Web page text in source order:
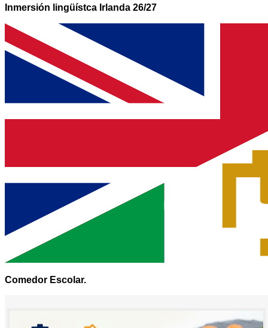
Inmersión lingüístca Irlanda 26/27
Comedor Escolar.